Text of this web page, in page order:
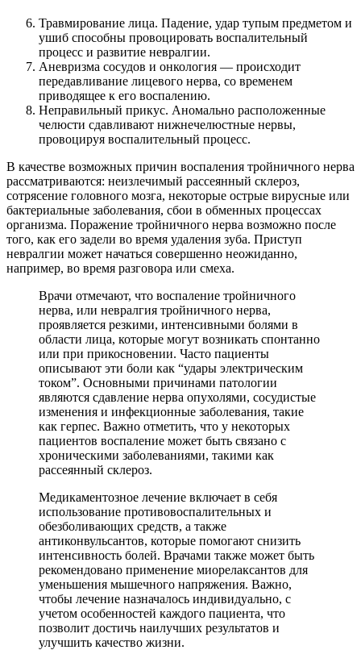
Травмирование лица. Падение, удар тупым предметом и
ушиб способны провоцировать воспалительный
процесс и развитие невралгии.
Аневризма сосудов и онкология — происходит
передавливание лицевого нерва, со временем
приводящее к его воспалению.
Неправильный прикус. Аномально расположенные
челюсти сдавливают нижнечелюстные нервы,
провоцируя воспалительный процесс.
В качестве возможных причин воспаления тройничного нерва
рассматриваются: неизлечимый рассеянный склероз,
сотрясение головного мозга, некоторые острые вирусные или
бактериальные заболевания, сбои в обменных процессах
организма. Поражение тройничного нерва возможно после
того, как его задели во время удаления зуба. Приступ
невралгии может начаться совершенно неожиданно,
например, во время разговора или смеха.
Врачи отмечают, что воспаление тройничного
нерва, или невралгия тройничного нерва,
проявляется резкими, интенсивными болями в
области лица, которые могут возникать спонтанно
или при прикосновении. Часто пациенты
описывают эти боли как “удары электрическим
током”. Основными причинами патологии
являются сдавление нерва опухолями, сосудистые
изменения и инфекционные заболевания, такие
как герпес. Важно отметить, что у некоторых
пациентов воспаление может быть связано с
хроническими заболеваниями, такими как
рассеянный склероз.
Медикаментозное лечение включает в себя
использование противовоспалительных и
обезболивающих средств, а также
антиконвульсантов, которые помогают снизить
интенсивность болей. Врачами также может быть
рекомендовано применение миорелаксантов для
уменьшения мышечного напряжения. Важно,
чтобы лечение назначалось индивидуально, с
учетом особенностей каждого пациента, что
позволит достичь наилучших результатов и
улучшить качество жизни.